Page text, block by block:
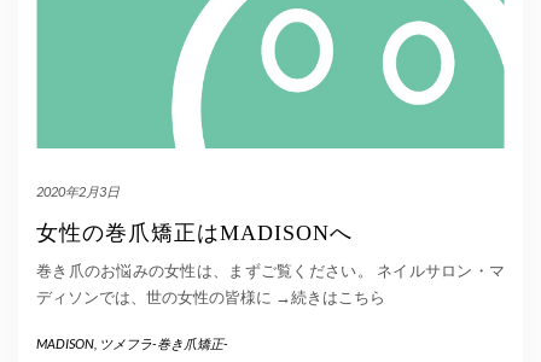
2020年2月3日
女性の巻爪矯正はMADISONへ
巻き爪のお悩みの女性は、まずご覧ください。 ネイルサロン・マ
ディソンでは、世の女性の皆様に →続きはこちら
MADISON ツメフラ-巻き爪矯正-